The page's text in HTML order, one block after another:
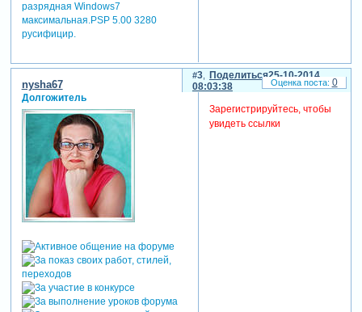
разрядная Windows7
максимальная.PSP 5.00 3280
русифицир.
Поделиться
3
25-10-2014
08:03:38
nysha67
Долгожитель
Зарегистрируйтесь, чтобы
увидеть ссылки
0